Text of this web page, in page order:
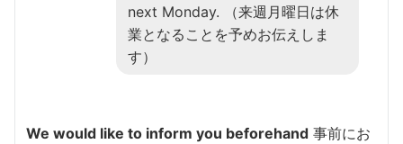
next Monday. （来週月曜日は休
業となることを予めお伝えしま
す）
We would like to inform you beforehand 事前にお